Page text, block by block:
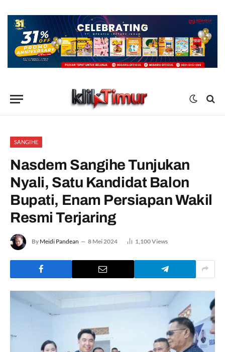
SANGIHE
Nasdem Sangihe Tunjukan
Nyali, Satu Kandidat Balon
Bupati, Enam Persiapan Wakil
Resmi Terjaring
By Meidi Pandean 8 Mei 2024 1,100Views